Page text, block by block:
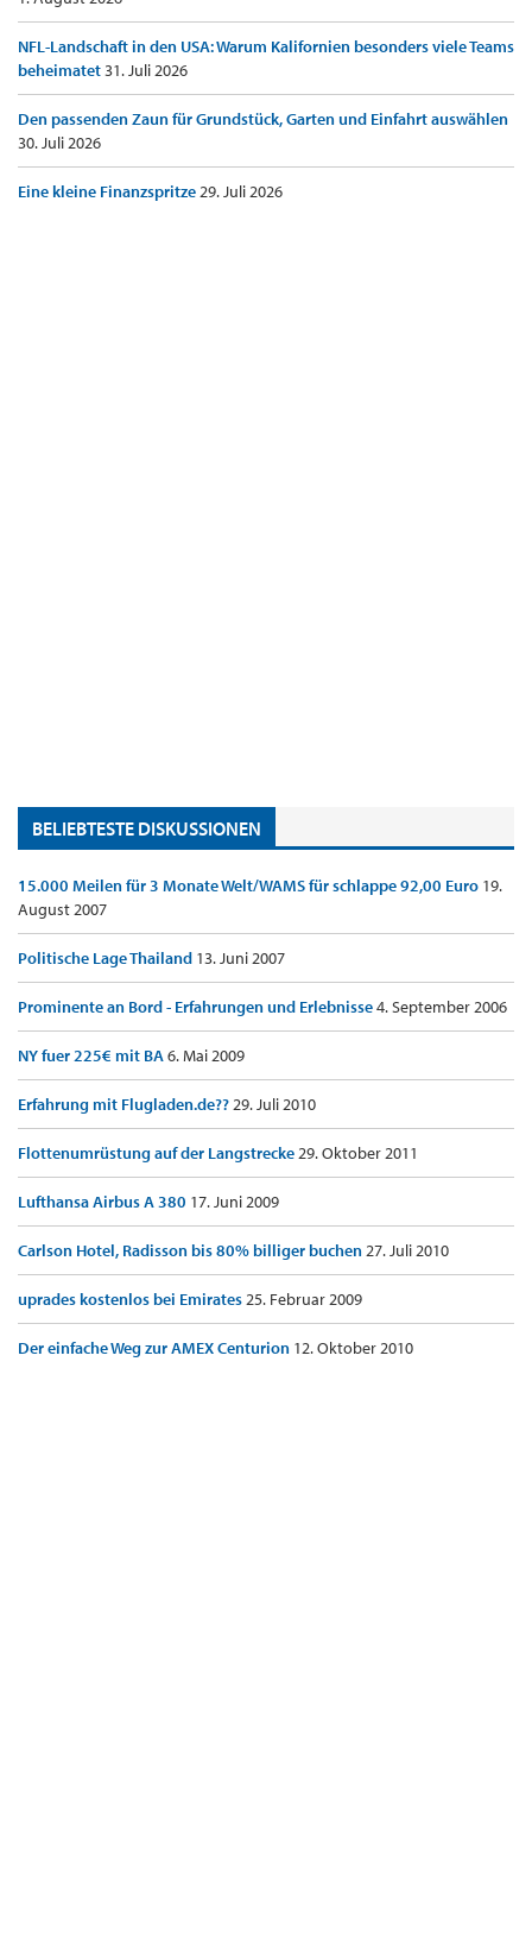
NFL-Landschaft in den USA: Warum Kalifornien besonders viele Teams
beheimatet31. Juli 2026
Den passenden Zaun für Grundstück, Garten und Einfahrt auswählen
30. Juli 2026
Eine kleine Finanzspritze29. Juli 2026
BELIEBTESTE DISKUSSIONEN
15.000 Meilen für 3 Monate Welt/WAMS für schlappe 92,00 Euro 19.
August 2007
Politische Lage Thailand 13. Juni 2007
Prominente an Bord - Erfahrungen und Erlebnisse4. September 2006
NY fuer 225€ mit BA6. Mai 2009
Erfahrung mit Flugladen.de??29. Juli 2010
Flottenumrüstung auf der Langstrecke29. Oktober 2011
Lufthansa Airbus A 380 17. Juni 2009
Carlson Hotel, Radisson bis 80% billiger buchen27. Juli 2010
uprades kostenlos bei Emirates25. Februar 2009
Der einfache Weg zur AMEX Centurion 12. Oktober 2010